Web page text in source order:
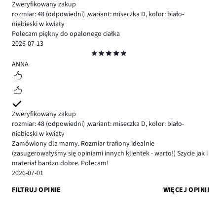
Zweryfikowany zakup
rozmiar: 48 (odpowiedni) ,wariant: miseczka D, kolor: biało-
niebieski w kwiaty
Polecam piękny do opalonego ciałka
2026-07-13
5
ANNA
Zweryfikowany zakup
rozmiar: 48 (odpowiedni) ,wariant: miseczka D, kolor: biało-
niebieski w kwiaty
Zamówiony dla mamy. Rozmiar trafiony idealnie
(zasugerowałyśmy się opiniami innych klientek - warto!) Szycie jak i
materiał bardzo dobre. Polecam!
2026-07-01
FILTRUJ OPINIE
WIĘCEJ OPINII